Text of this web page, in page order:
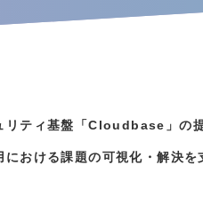
リティ基盤「Cloudbase」の
おける課題の可視化・解決を